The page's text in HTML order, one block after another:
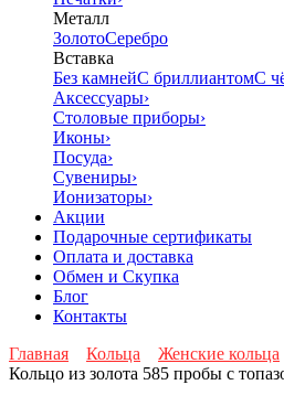
Металл
ЗолотоСеребро
Вставка
Без камнейС бриллиантомС
Аксессуары›
Столовые приборы›
Иконы›
Посуда›
Сувениры›
Ионизаторы›
Акции
Подарочные сертификаты
Оплата и доставка
Обмен и Скупка
Блог
Контакты
Главная
Кольца Женские кольца
Кольцо из золота 585 пробы с